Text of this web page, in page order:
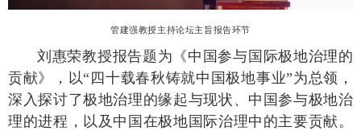
管建强教授主持论坛主旨报告环节
刘惠荣教授报告题为《中国参与国际极地治理的
贡献》，以“四十载春秋铸就中国极地事业”为总领，
深入探讨了极地治理的缘起与现状、中国参与极地治
理的进程，以及中国在极地国际治理中的主要贡献。